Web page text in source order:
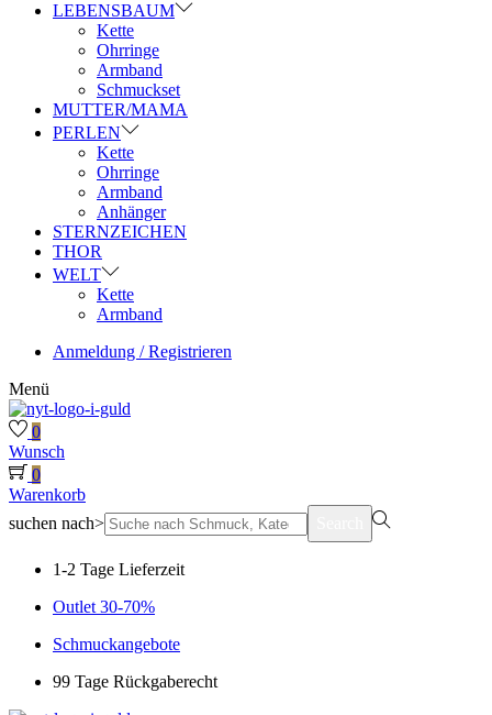
LEBENSBAUM
Kette
Ohrringe
Armband
Schmuckset
MUTTER/MAMA
PERLEN
Kette
Ohrringe
Armband
Anhänger
STERNZEICHEN
THOR
WELT
Kette
Armband
Anmeldung / Registrieren
Menü
0
Wunsch
0
Warenkorb
suchen nach>
1-2 Tage Lieferzeit
Outlet 30-70%
Schmuckangebote
99 Tage Rückgaberecht